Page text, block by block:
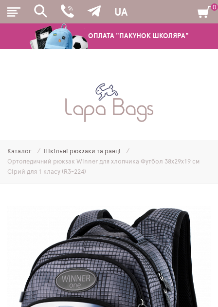
ОПЛАТА "ПАКУНОК ШКОЛЯРА"
UA
ШКІЛЬНІ РЮКЗАКИ ТА РАНЦІ
МОЛОДІЖНІ РЮКЗАКИ
ПЛЯШКИ ДЛЯ ВОДИ
SCHOOL STANDARD
SKYNAME
0
Каталог
Шкільні рюкзаки та ранці
Ортопедичний рюкзак Winner для хлопчика Футбол 38х29х19 см
Сірий для 1 класу (R3-224)